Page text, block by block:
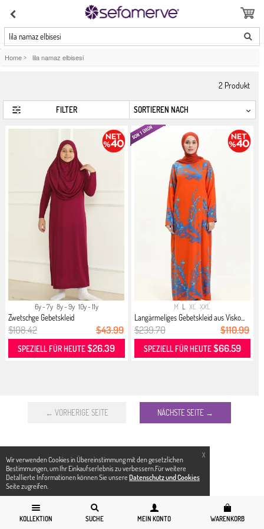
X
Wir verwenden Cookies in Übereinstimmung mit den gesetzlichen
Bestimmungen, um Ihr Einkaufserlebnis zu verbessern.Für weitere
Detallierte Informationen können Sie unsere Datenschutz und Cookies
Seite zugreifen.
lila namaz elbisesi
KOLLEKTION SUCHE MEIN KONTO WARENKORB
Home > lila namaz elbisesi
2 Produkt
FILTER
6y - 7y 8y - 9y 10y - 11y
Zwetschge Gebetskleid
$108.42 $43.99
SPEZIELL FÜR HEUTE$26.39
M L XL XXL
Langärmeliges Gebetskleid aus Visko...
$239.70 $110.99
SPEZIELL FÜR HEUTE$66.59
← VORHERIGE SEITE NÄCHSTE SEITE →